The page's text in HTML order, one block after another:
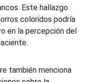
Este hallazgo
coloridos podría
en la percepción del
también menciona